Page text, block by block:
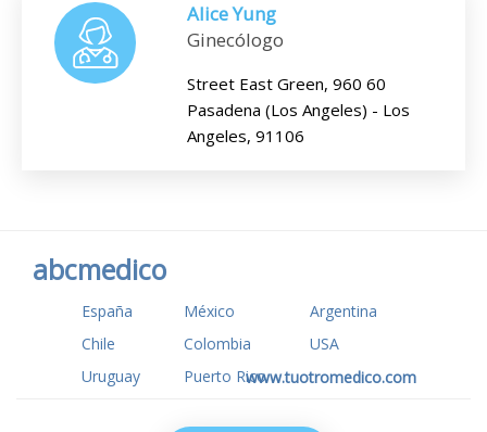
Alice Yung
Ginecólogo
Street East Green, 960 60
Pasadena (Los Angeles) - Los
Angeles, 91106
abcmedico
España México
Argentina
Chile
Colombia
USA
Uruguay
Puerto Ricowww.tuotromedico.com